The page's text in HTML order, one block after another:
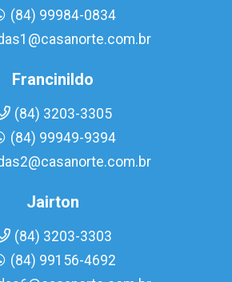
(84) 99984-0834
Francinildo
(84) 3203-3305
(84) 99949-9394
Jairton
(84) 3203-3303
(84) 99156-4692